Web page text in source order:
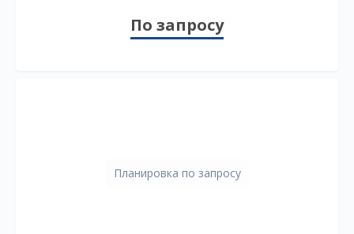
По запросу
Планировка по запросу